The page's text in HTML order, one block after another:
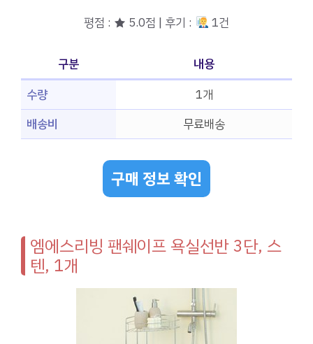
평점 : ★ 5.0점 | 후기 : 1건
구분
내용
수량
1개
배송비
무료배송
구매 정보 확인
엠에스리빙 팬쉐이프 욕실선반 3단, 스
텐, 1개